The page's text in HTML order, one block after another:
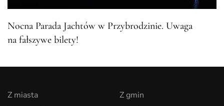
Nocna Parada Jachtów w Przybrodzinie. Uwaga
na fałszywe bilety!
Z miasta
Z gmin